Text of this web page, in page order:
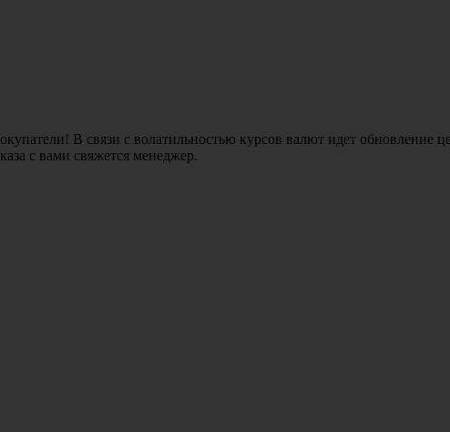
В связи с волатильностью курсов валют идет обновление
с вами свяжется менеджер.